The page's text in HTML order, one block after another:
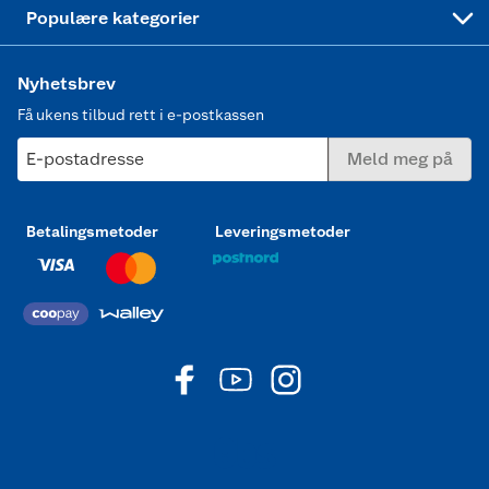
Populære kategorier
Nyhetsbrev
Få ukens tilbud rett i e-postkassen
E-postadresse Meld meg på
Betalingsmetoder Leveringsmetoder